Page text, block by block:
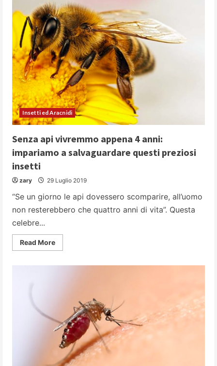
sulle
zanzare
Insetti ed Aracnidi
Senza api vivremmo appena 4 anni:
impariamo a salvaguardare questi preziosi
insetti
zary 29 Luglio 2019
“Se un giorno le api dovessero scomparire, all’uomo
non resterebbero che quattro anni di vita”. Questa
celebre...
Read MoreRead
more
impariamo
salvaguardare
questi
preziosi
insetti